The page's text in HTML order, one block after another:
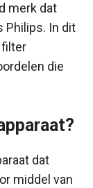
merk dat
Philips. In dit
filter
die
dat
middel van